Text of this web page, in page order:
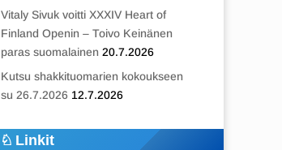
Vitaly Sivuk voitti XXXIV Heart of
Finland Openin – Toivo Keinänen
paras suomalainen 20.7.2026
Kutsu shakkituomarien kokoukseen
su 26.7.2026 12.7.2026
Linkit